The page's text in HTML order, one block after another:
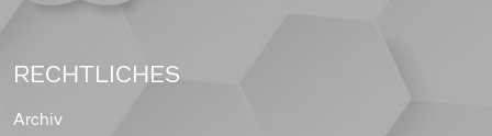
RECHTLICHES
Archiv